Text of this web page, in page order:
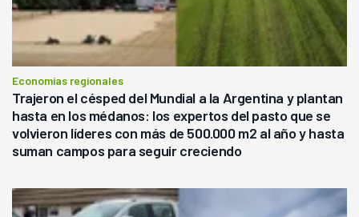
Economías regionales
Trajeron el césped del Mundial a la Argentina y plantan
hasta en los médanos: los expertos del pasto que se
volvieron líderes con más de 500.000 m2 al año y hasta
suman campos para seguir creciendo